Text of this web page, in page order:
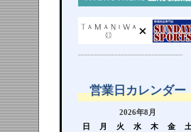
営業日カレンダー
2026年8月
日
月 火 水 木 金